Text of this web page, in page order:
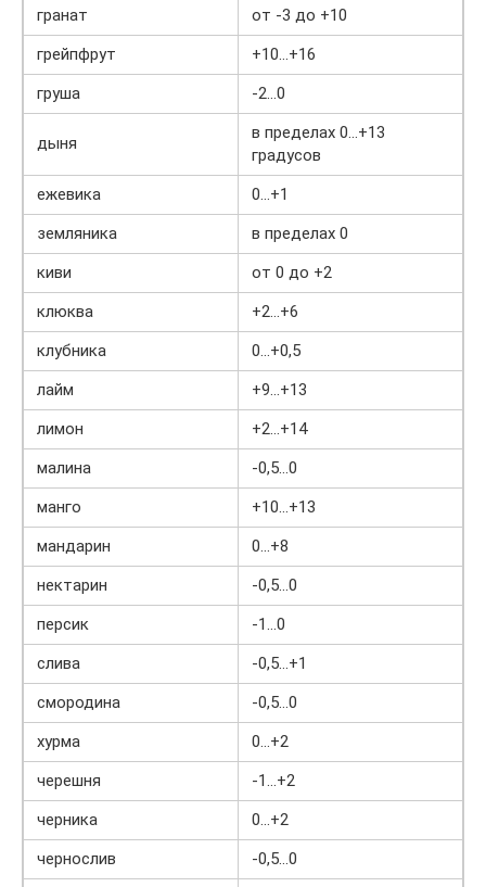
гранат
от -3 до +10
грейпфрут
+10…+16
груша
-2…0
дыня
в пределах 0…+13
градусов
ежевика
0…+1
земляника
в пределах 0
киви
от 0 до +2
клюква
+2…+6
клубника
0…+0,5
лайм
+9…+13
лимон
+2…+14
малина
-0,5…0
манго
+10…+13
мандарин
0…+8
нектарин
-0,5…0
персик
-1…0
слива
-0,5…+1
смородина
-0,5…0
хурма
0…+2
черешня
-1…+2
черника
0…+2
чернослив
-0,5…0